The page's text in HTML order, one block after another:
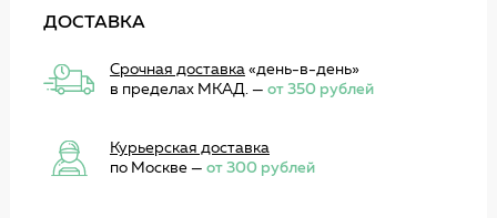
ДОСТАВКА
Срочная доставка«день-в-день»
в пределах МКАД. — от 350 рублей
Курьерская доставка
по Москве — от 300 рублей